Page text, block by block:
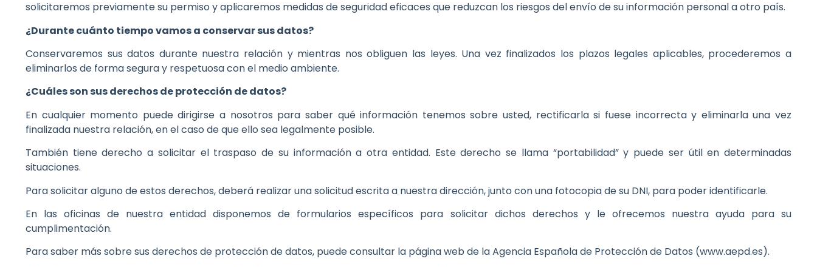
solicitaremos previamente su permiso y aplicaremos medidas de seguridad eficaces que reduzcan los riesgos del envío de su información personal a otro país.
¿Durante cuánto tiempo vamos a conservar sus datos?
Conservaremos sus datos durante nuestra relación y mientras nos obliguen las leyes. Una vez finalizados los plazos legales aplicables, procederemos a
eliminarlos de forma segura y respetuosa con el medio ambiente.
¿Cuáles son sus derechos de protección de datos?
En cualquier momento puede dirigirse a nosotros para saber qué información tenemos sobre usted, rectificarla si fuese incorrecta y eliminarla una vez
finalizada nuestra relación, en el caso de que ello sea legalmente posible.
También tiene derecho a solicitar el traspaso de su información a otra entidad. Este derecho se llama “portabilidad” y puede ser útil en determinadas
situaciones.
Para solicitar alguno de estos derechos, deberá realizar una solicitud escrita a nuestra dirección, junto con una fotocopia de su DNI, para poder identificarle.
En las oficinas de nuestra entidad disponemos de formularios específicos para solicitar dichos derechos y le ofrecemos nuestra ayuda para su
cumplimentación.
Para saber más sobre sus derechos de protección de datos, puede consultar la página web de la Agencia Española de Protección de Datos (www.aepd.es).